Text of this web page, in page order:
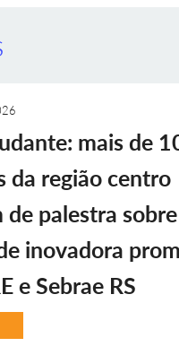
mais de
da região centro
palestra sobre
inovadora
e Sebrae RS